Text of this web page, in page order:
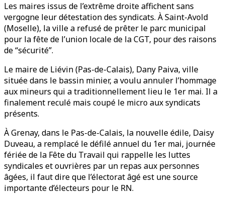
Les maires issus de l’extrême droite affichent sans
vergogne leur détestation des syndicats. À Saint-Avold
(Moselle), la ville a refusé de prêter le parc municipal
pour la fête de l’union locale de la CGT, pour des raisons
de “sécurité”.
Le maire de Liévin (Pas-de-Calais), Dany Paiva, ville
située dans le bassin minier, a voulu annuler l’hommage
aux mineurs qui a traditionnellement lieu le 1er mai. Il a
finalement reculé mais coupé le micro aux syndicats
présents.
À Grenay, dans le Pas-de-Calais, la nouvelle édile, Daisy
Duveau, a remplacé le défilé annuel du 1er mai, journée
fériée de la Fête du Travail qui rappelle les luttes
syndicales et ouvrières par un repas aux personnes
âgées, il faut dire que l’électorat âgé est une source
importante d’électeurs pour le RN.